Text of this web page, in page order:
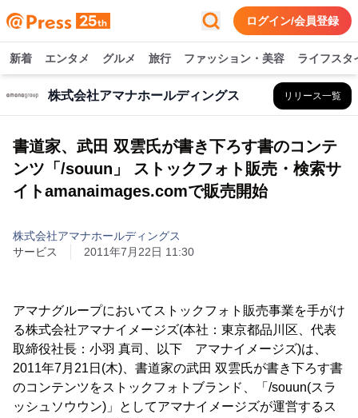
ログイン/会員登録
新着 エンタメ グルメ 旅行 ファッション・美容 ライフスタ
株式会社アマナホールディングス リリース一覧
書道家、武田 双雲氏が書き下ろす書のコンテ
ンツ「/souun」 ストックフォト販売・検索サ
イトamanaimages.comで販売開始
株式会社アマナホールディングス
サービス
2011年7月22日 11:30
アマナグループにおいてストックフォト販売事業を手がけ
る株式会社アマナイメージズ(本社：東京都品川区、代表
取締役社長：小羽 真司、以下 アマナイメージズ)は、
2011年7月21日(木)、書道家の武田 双雲氏が書き下ろす書
のコンテンツをストックフォトブランド、「/souun(スラ
ッシュソウウン)」としてアマナイメージズが運営するス